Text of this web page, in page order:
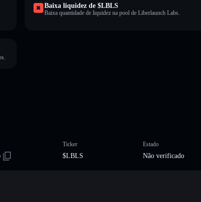
Baixa liquidez de $LBLS
Baixa quantidade de liquidez na pool de Liberlaunch Labs.
Ticker
$LBLS
Estado
Não verificado